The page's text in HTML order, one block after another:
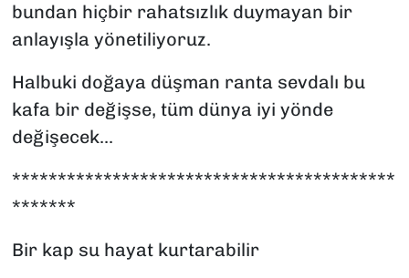
bundan hiçbir rahatsızlık duymayan bir
anlayışla yönetiliyoruz.
Halbuki doğaya düşman ranta sevdalı bu
kafa bir değişse, tüm dünya iyi yönde
değişecek...
******************************************
*******
Bir kap su hayat kurtarabilir